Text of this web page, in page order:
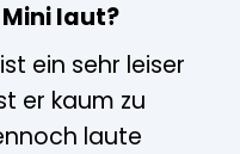
Mini laut?
ein sehr leiser
er kaum zu
laute